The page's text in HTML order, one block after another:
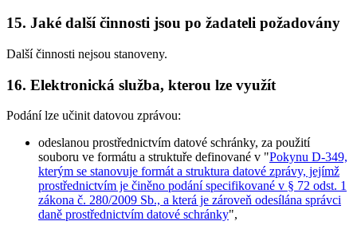
15. Jaké další činnosti jsou po žadateli požadovány
Další činnosti nejsou stanoveny.
16. Elektronická služba, kterou lze využít
Podání lze učinit datovou zprávou:
odeslanou prostřednictvím datové schránky, za použití
souboru ve formátu a struktuře definované v "Pokynu D-349,
kterým se stanovuje formát a struktura datové zprávy, jejímž
prostřednictvím je činěno podání specifikované v § 72 odst. 1
zákona č. 280/2009 Sb., a která je zároveň odesílána správci
daně prostřednictvím datové schránky",